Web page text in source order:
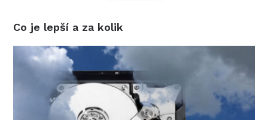
Co je lepší a za kolik